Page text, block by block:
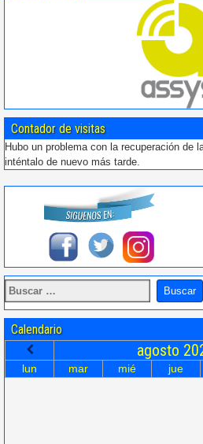
Contador de visitas
Hubo un problema con la recuperación de
inténtalo de nuevo más tarde.
Calendario
agosto
lun mar mié jue